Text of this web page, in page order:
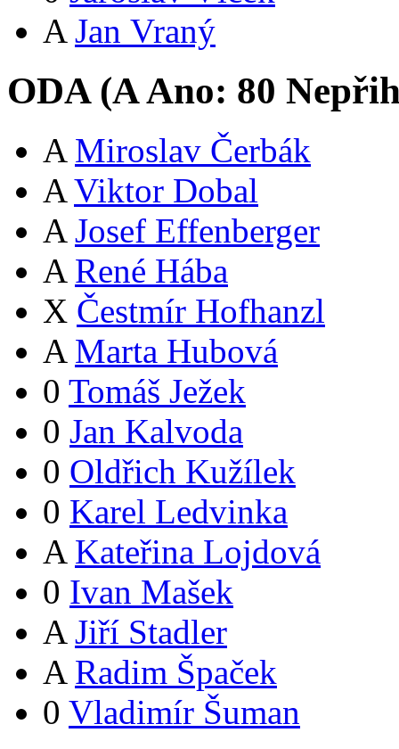
A Jan Vraný
ODA (AAno: 80
A Miroslav Čerbák
A Viktor Dobal
A Josef Effenberger
A René Hába
X Čestmír Hofhanzl
A Marta Hubová
0 Tomáš Ježek
0 Jan Kalvoda
0 Oldřich Kužílek
0 Karel Ledvinka
A Kateřina Lojdová
0 Ivan Mašek
A Jiří Stadler
A Radim Špaček
0 Vladimír Šuman